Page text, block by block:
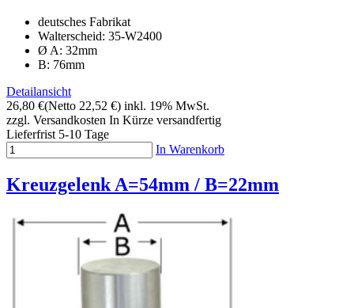
deutsches Fabrikat
Walterscheid: 35-W2400
Ø A: 32mm
B: 76mm
Detailansicht
26,80 €(Netto 22,52 €) inkl. 19% MwSt.
zzgl. Versandkosten In Kürze versandfertig
Lieferfrist 5-10 Tage
In Warenkorb
Kreuzgelenk A=54mm / B=22mm